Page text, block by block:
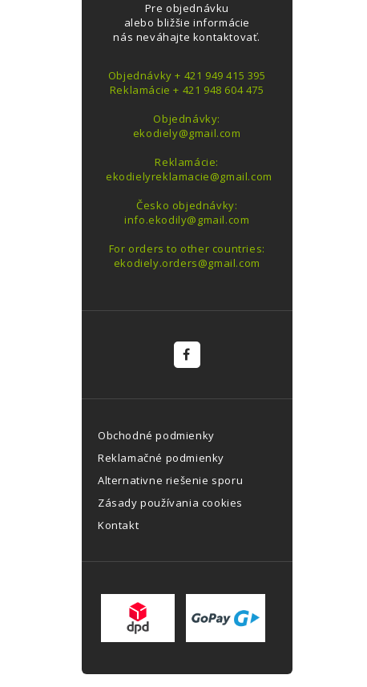
Pre objednávku
alebo bližšie informácie
nás neváhajte kontaktovať.
Objednávky + 421 949 415 395
Reklamácie + 421 948 604 475
Objednávky:
ekodiely@gmail.com
Reklamácie:
ekodielyreklamacie@gmail.com
Česko objednávky:
info.ekodily@gmail.com
For orders to other countries:
ekodiely.orders@gmail.com
Obchodné podmienky
Reklamačné podmienky
Alternativne riešenie sporu
Zásady používania cookies
Kontakt